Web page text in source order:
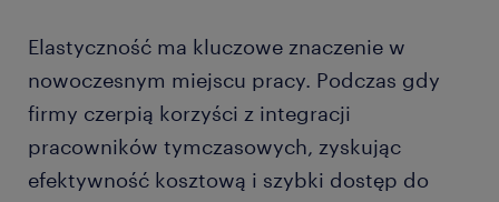
Elastyczność ma kluczowe znaczenie w
nowoczesnym miejscu pracy. Podczas gdy
firmy czerpią korzyści z integracji
pracowników tymczasowych, zyskując
efektywność kosztową i szybki dostęp do